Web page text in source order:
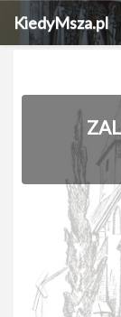
KiedyMsza.pl
‹